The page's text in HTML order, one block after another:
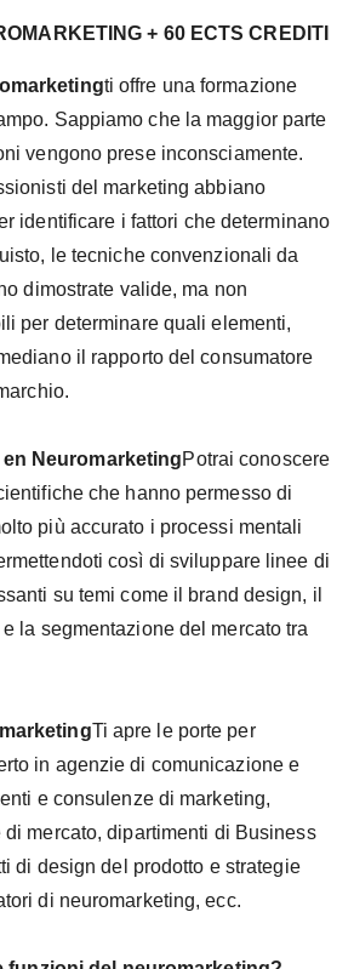
+ 60 ECTS CREDITI
ti offre una formazione
Sappiamo che la maggior parte
vengono prese inconsciamente.
del marketing abbiano
identificare i fattori che determinano
le tecniche convenzionali da
dimostrate valide, ma non
per determinare quali elementi,
il rapporto del consumatore
en NeuromarketingPotrai conoscere
che hanno permesso di
più accurato i processi mentali
così di sviluppare linee di
su temi come il brand design, il
la segmentazione del mercato tra
Ti apre le porte per
in agenzie di comunicazione e
e consulenze di marketing,
mercato, dipartimenti di Business
di design del prodotto e strategie
di neuromarketing, ecc.